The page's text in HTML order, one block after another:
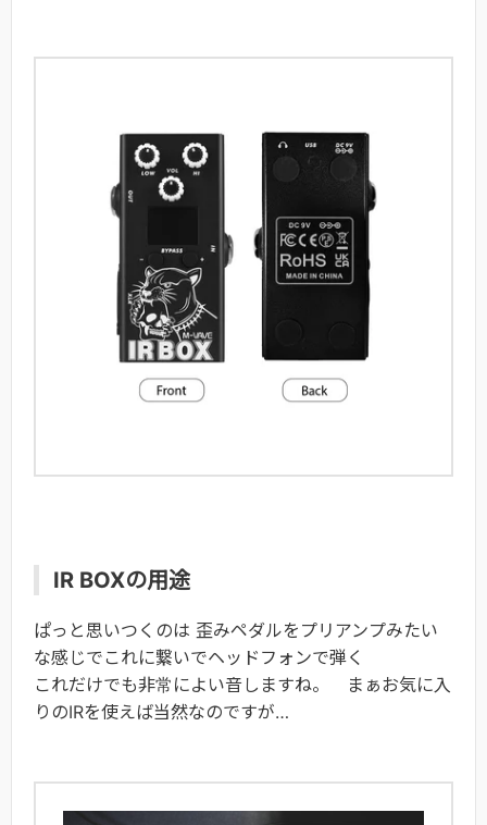
IR BOXの用途
ぱっと思いつくのは 歪みペダルをプリアンプみたい
な感じでこれに繋いでヘッドフォンで弾く
これだけでも非常によい音しますね。 まぁお気に入
りのIRを使えば当然なのですが…